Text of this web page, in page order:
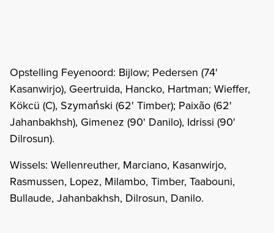
Opstelling Feyenoord: Bijlow; Pedersen (74'
Kasanwirjo), Geertruida, Hancko, Hartman; Wieffer,
Kökcü (C), Szymański (62' Timber); Paixão (62'
Jahanbakhsh), Gimenez (90' Danilo), Idrissi (90'
Dilrosun).
Wissels: Wellenreuther, Marciano, Kasanwirjo,
Rasmussen, Lopez, Milambo, Timber, Taabouni,
Bullaude, Jahanbakhsh, Dilrosun, Danilo.